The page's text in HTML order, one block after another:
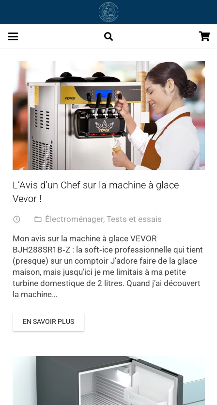
L’Avis d’un Chef sur la machine à glace
Vevor !
access_time folder_open Électroménager,Tests et essais
Mon avis sur la machine à glace VEVOR
BJH288SR1B‑Z : la soft‑ice professionnelle qui tient
(presque) sur un comptoir J’adore faire de la glace
maison, mais jusqu’ici je me limitais à ma petite
turbine domestique de 2 litres. Quand j’ai découvert
la machine…
EN SAVOIR PLUS